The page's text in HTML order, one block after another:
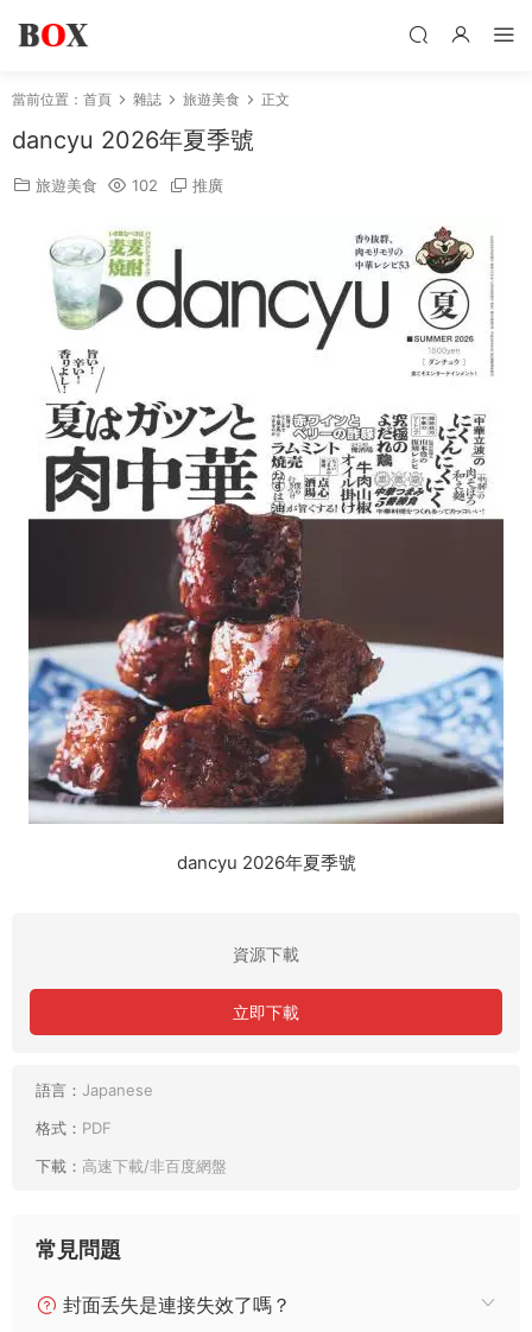
當前位置： 首頁 雜誌 旅遊美食 正文
dancyu 2026年夏季號
旅遊美食 102 推廣
dancyu 2026年夏季號
資源下載
立即下載
語言： Japanese
格式： PDF
下載： 高速下載/非百度網盤
常見問題
封面丢失是連接失效了嗎？